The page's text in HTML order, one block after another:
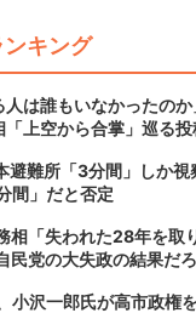
キング
人は誰もいなかったの
上空から合掌」巡る投
避難所「3分間」しか
間」だと否定
相「失われた28年を
民党の大失政の結果だろ
小沢一郎氏が高市政権